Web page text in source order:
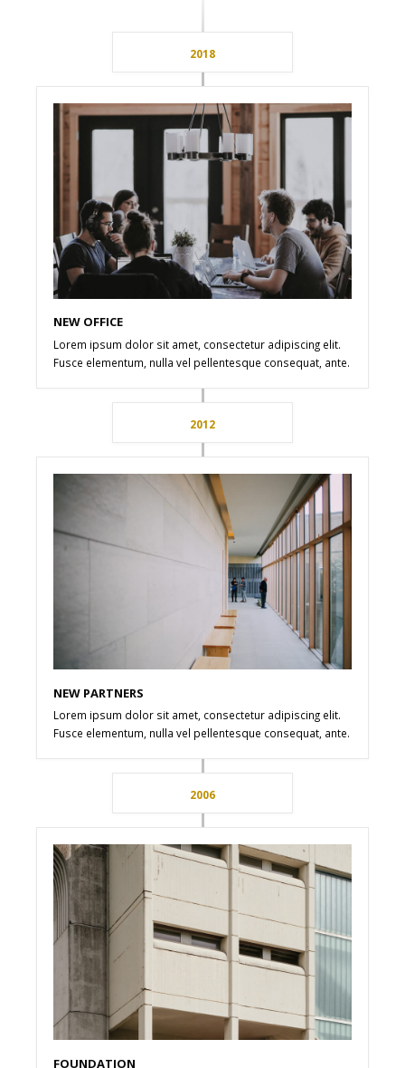
2018
NEW OFFICE
Lorem ipsum dolor sit amet, consectetur adipiscing elit.
Fusce elementum, nulla vel pellentesque consequat, ante.
2012
NEW PARTNERS
Lorem ipsum dolor sit amet, consectetur adipiscing elit.
Fusce elementum, nulla vel pellentesque consequat, ante.
2006
FOUNDATION